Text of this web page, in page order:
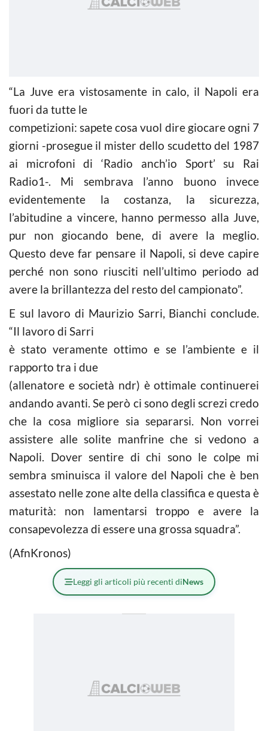
“La Juve era vistosamente in calo, il Napoli era
fuori da tutte le
competizioni: sapete cosa vuol dire giocare ogni 7
giorni -prosegue il mister dello scudetto del 1987
ai microfoni di ‘Radio anch’io Sport’ su Rai
Radio1-. Mi sembrava l’anno buono invece
evidentemente la costanza, la sicurezza,
l’abitudine a vincere, hanno permesso alla Juve,
pur non giocando bene, di avere la meglio.
Questo deve far pensare il Napoli, si deve capire
perché non sono riusciti nell’ultimo periodo ad
avere la brillantezza del resto del campionato”.
E sul lavoro di Maurizio Sarri, Bianchi conclude.
“Il lavoro di Sarri
è stato veramente ottimo e se l’ambiente e il
rapporto tra i due
(allenatore e società ndr) è ottimale continuerei
andando avanti. Se però ci sono degli screzi credo
che la cosa migliore sia separarsi. Non vorrei
assistere alle solite manfrine che si vedono a
Napoli. Dover sentire di chi sono le colpe mi
sembra sminuisca il valore del Napoli che è ben
assestato nelle zone alte della classifica e questa è
maturità: non lamentarsi troppo e avere la
consapevolezza di essere una grossa squadra”.
(AfnKronos)
Leggi gli articoli più recenti diNews